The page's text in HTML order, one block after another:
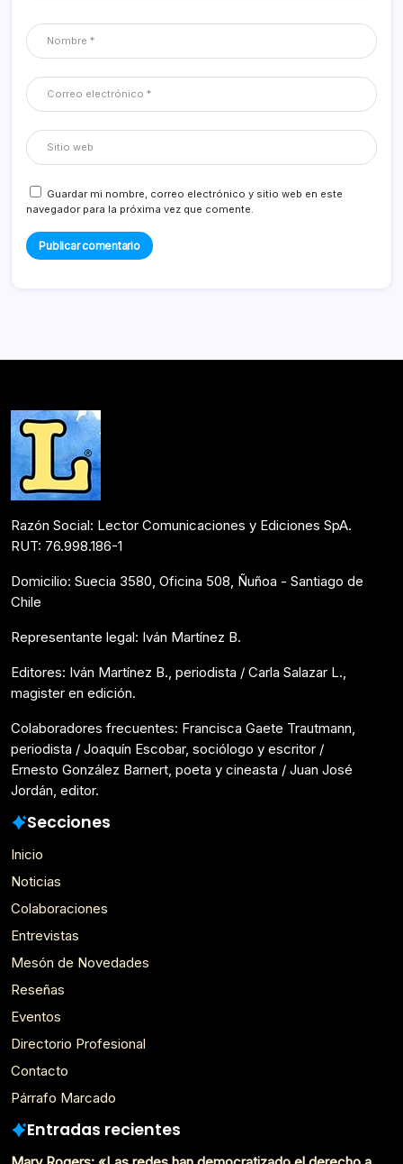
Guardar mi nombre, correo electrónico y sitio web en este
navegador para la próxima vez que comente.
Razón Social: Lector Comunicaciones y Ediciones SpA.
RUT: 76.998.186-1
Domicilio: Suecia 3580, Oficina 508, Ñuñoa - Santiago de
Chile
Representante legal: Iván Martínez B.
Editores: Iván Martínez B., periodista / Carla Salazar L.,
magister en edición.
Colaboradores frecuentes: Francisca Gaete Trautmann,
periodista / Joaquín Escobar, sociólogo y escritor /
Ernesto González Barnert, poeta y cineasta / Juan José
Jordán, editor.
Secciones
Inicio
Noticias
Colaboraciones
Entrevistas
Mesón de Novedades
Reseñas
Eventos
Directorio Profesional
Contacto
Párrafo Marcado
Entradas recientes